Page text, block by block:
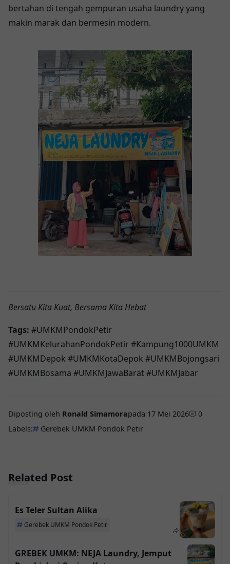
bertahan di tengah gempuran usaha laundry yang
makin marak dan bermesin modern.
Bersatu Kita Kuat, Bersama Kita Hebat
Tags: #UMKMPondokPetir
#UMKMKelurahanPondokPetir #Kampung1000UMKM
#UMKMDepok #UMKMKotaDepok #UMKMBojongsari
#UMKMBosama #UMKMJawaBarat #UMKMJabar
Diposting oleh Ronald Simamorapada 17 Mei 2026
0
Labels:
Gerebek UMKM Pondok Petir
Related Post
Es Teler Sultan Alika
Gerebek UMKM Pondok Petir
GREBEK UMKM: NEJA Laundry, Jemput